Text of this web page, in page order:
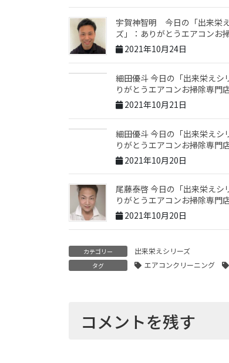
宇賀神智明 今日の「出来栄
ズ」：ありがとうエアコンお
2021年10月24日
細田優斗 今日の「出来栄えシ
りがとうエアコンお掃除専門
2021年10月21日
細田優斗 今日の「出来栄えシ
りがとうエアコンお掃除専門
2021年10月20日
尾藤泰啓 今日の「出来栄えシ
りがとうエアコンお掃除専門
2021年10月20日
カテゴリー 出来栄えシリーズ
タグ エアコンクリーニング
コメントを残す